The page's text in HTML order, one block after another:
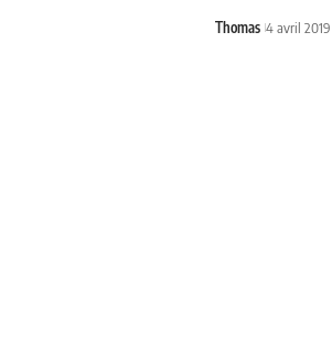
Thomas 4 avril 2019